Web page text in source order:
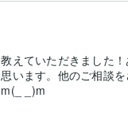
えていただきました
います。他のご相談
_)m